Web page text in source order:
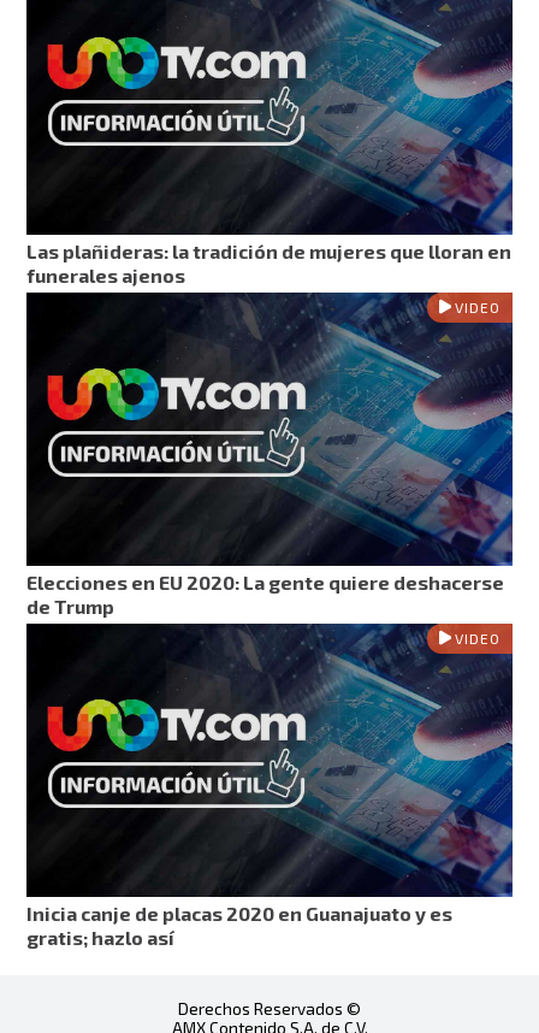
Las plañideras: la tradición de mujeres que lloran en
funerales ajenos
VIDEO
Elecciones en EU 2020: La gente quiere deshacerse
de Trump
VIDEO
Inicia canje de placas 2020 en Guanajuato y es
gratis; hazlo así
Derechos Reservados ©
AMX Contenido S.A. de C.V.